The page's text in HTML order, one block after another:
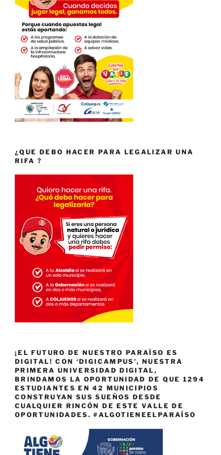
¿QUE DEBO HACER PARA LEGALIZAR UNA
RIFA ?
¡EL FUTURO DE NUESTRO PARAÍSO ES
DIGITAL! CON ‘DIGICAMPUS’, NUESTRA
PRIMERA UNIVERSIDAD DIGITAL,
BRINDAMOS LA OPORTUNIDAD DE QUE 1294
ESTUDIANTES EN 42 MUNICIPIOS
CONSTRUYAN SUS SUEÑOS DESDE
CUALQUIER RINCÓN DE ESTE VALLE DE
OPORTUNIDADES. #ALGOTIENEELPARAÍSO